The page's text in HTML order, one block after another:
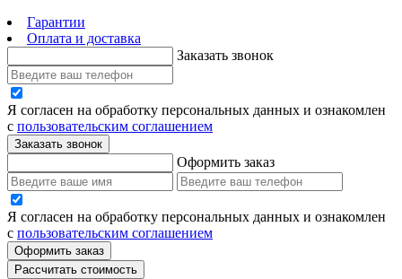
Гарантии
Оплата и доставка
Заказать звонок
Я согласен на обработку персональных данных и ознакомлен
с пользовательским соглашением
Заказать звонок
Оформить заказ
Я согласен на обработку персональных данных и ознакомлен
с пользовательским соглашением
Оформить заказ
Рассчитать стоимость